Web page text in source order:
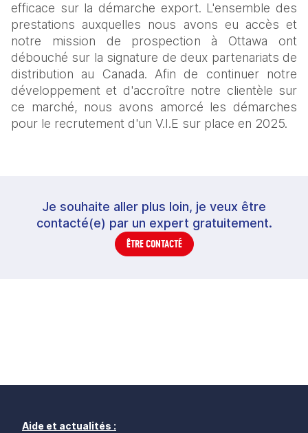
efficace sur la démarche export. L'ensemble des
prestations auxquelles nous avons eu accès et
notre mission de prospection à Ottawa ont
débouché sur la signature de deux partenariats de
distribution au Canada. Afin de continuer notre
développement et d'accroître notre clientèle sur
ce marché, nous avons amorcé les démarches
pour le recrutement d'un V.I.E sur place en 2025.
Je souhaite aller plus loin, je veux être
contacté(e) par un expert gratuitement.
ÊTRE CONTACTÉ
Aide et actualités :